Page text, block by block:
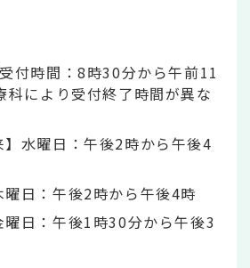
付時間：8時30分から午前11
により受付終了時間が異な
】水曜日：午後2時から午後4
曜日：午後2時から午後4時
曜日：午後1時30分から午後3